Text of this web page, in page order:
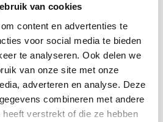
van cookies
content en advertenties te
voor social media te bieden
te analyseren. Ook delen we
van onze site met onze
adverteren en analyse. Deze
combineren met andere
verstrekt of die ze hebben
tijd bezig met natuurlijk en
is ook aan de nieuwe
voor de natuur, en ik
de bijen!’.
ook